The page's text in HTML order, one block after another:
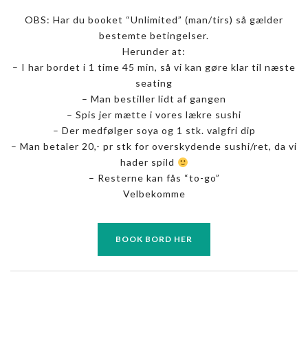
OBS: Har du booket “Unlimited” (man/tirs) så gælder
bestemte betingelser.
Herunder at:
– I har bordet i 1 time 45 min, så vi kan gøre klar til næste
seating
– Man bestiller lidt af gangen
– Spis jer mætte i vores lækre sushi
– Der medfølger soya og 1 stk. valgfri dip
– Man betaler 20,- pr stk for overskydende sushi/ret, da vi
hader spild
– Resterne kan fås “to-go”
Velbekomme
BOOK BORD HER